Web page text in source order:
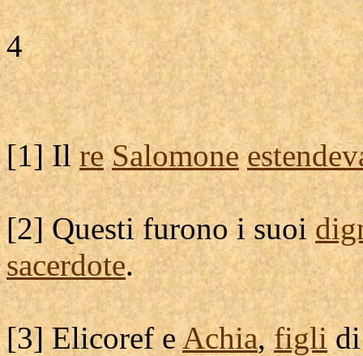
4
[1] Ilre Salomone
[2] Questi furono i suoi
sacerdote.
[3]ElicorefeAchia,figli